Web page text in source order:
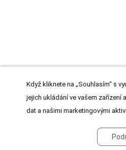
Když kliknete na „Souhlasím“ s
jejich ukládání ve vašem zařízení
dat a našimi marketingovými